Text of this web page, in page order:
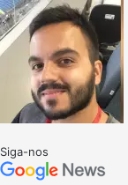
Siga-nos